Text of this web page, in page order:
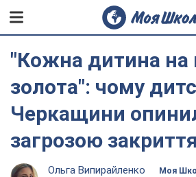
"Кожна дитина на
золота": чому
Черкащини
загрозою закриття
Ольга Випирайленко
Моя